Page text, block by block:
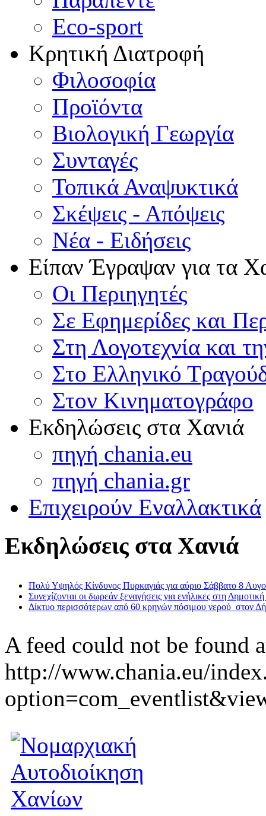
Eco-sport
Κρητική Διατροφή
Φιλοσοφία
Προϊόντα
Βιολογική Γεωργία
Συνταγές
Τοπικά Αναψυκτικά
Σκέψεις - Απόψεις
Νέα - Ειδήσεις
Είπαν Έγραψαν για τα
Οι Περιηγητές
Σε Εφημερίδες και
Στη Λογοτεχνία και
Στο Ελληνικό
Στον Κινηματογράφο
Εκδηλώσεις στα Χανιά
πηγή chania.eu
πηγή chania.gr
Επιχειρούν Εναλλακτικά
Εκδηλώσεις στα Χανιά
Πολύ Υψηλός Κίνδυνος Πυρκαγιάς για αύριο Σάββατο 8
Συνεχίζονται οι δωρεάν ξεναγήσεις για ενήλικες στη
Δίκτυο περισσότερων από 60 κρηνών πόσιμου νερού στον
A feed could not be found
http://www.chania.eu/